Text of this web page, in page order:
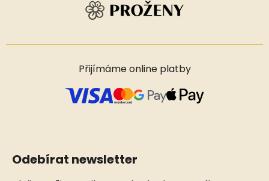
Přijímáme online platby
Odebírat newsletter